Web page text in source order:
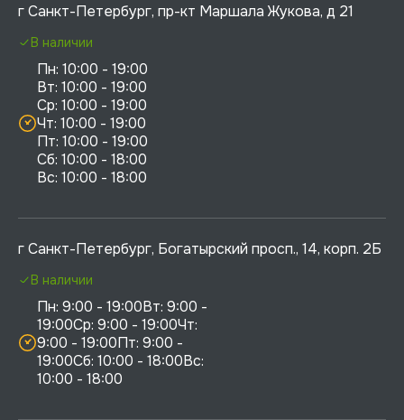
г Санкт-Петербург, пр-кт Маршала Жукова, д 21
Пн: 10:00 - 19:00
Вт: 10:00 - 19:00
Ср: 10:00 - 19:00
Чт: 10:00 - 19:00
Пт: 10:00 - 19:00
Сб: 10:00 - 18:00
В наличии
г Санкт-Петербург, Богатырский просп., 14, корп. 2Б
Пн: 9:00 - 19:00Вт: 9:00 -
19:00Ср: 9:00 - 19:00Чт:
9:00 - 19:00Пт: 9:00 -
19:00Сб: 10:00 - 18:00Вс:
10:00 - 18:00
В наличии